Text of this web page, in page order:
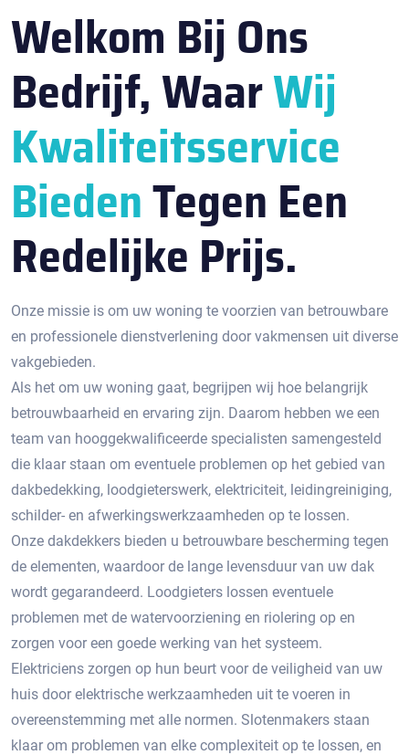
Welkom Bij Ons
Bedrijf, WaarWij
Kwaliteitsservice
BiedenTegen Een
Redelijke Prijs.
Onze missie is om uw woning te voorzien van betrouwbare
en professionele dienstverlening door vakmensen uit diverse
vakgebieden.
Als het om uw woning gaat, begrijpen wij hoe belangrijk
betrouwbaarheid en ervaring zijn. Daarom hebben we een
team van hooggekwalificeerde specialisten samengesteld
die klaar staan om eventuele problemen op het gebied van
dakbedekking, loodgieterswerk, elektriciteit, leidingreiniging,
schilder- en afwerkingswerkzaamheden op te lossen.
Onze dakdekkers bieden u betrouwbare bescherming tegen
de elementen, waardoor de lange levensduur van uw dak
wordt gegarandeerd. Loodgieters lossen eventuele
problemen met de watervoorziening en riolering op en
zorgen voor een goede werking van het systeem.
Elektriciens zorgen op hun beurt voor de veiligheid van uw
huis door elektrische werkzaamheden uit te voeren in
overeenstemming met alle normen. Slotenmakers staan ​​
klaar om problemen van elke complexiteit op te lossen, en